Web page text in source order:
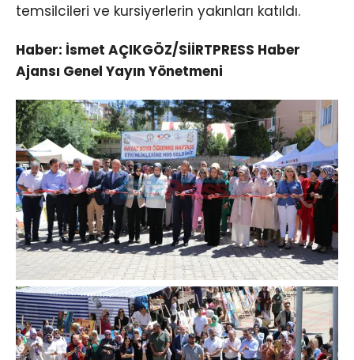
temsilcileri ve kursiyerlerin yakınları katıldı.
Haber: İsmet AÇIKGÖZ/SİİRTPRESS Haber
Ajansı Genel Yayın Yönetmeni